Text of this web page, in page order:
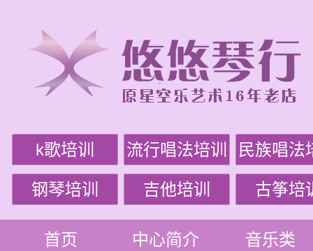
k歌培训 流行唱法培训 民族唱法
钢琴培训 吉他培训 古筝培
首页 中心简介 音乐类